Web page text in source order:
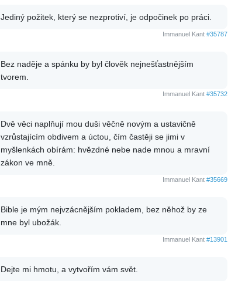
Jediný požitek, který se nezprotiví, je odpočinek po práci.
Immanuel Kant #35787
Bez naděje a spánku by byl člověk nejnešťastnějším
tvorem.
Immanuel Kant #35732
Dvě věci naplňují mou duši věčně novým a ustavičně
vzrůstajícím obdivem a úctou, čím častěji se jimi v
myšlenkách obírám: hvězdné nebe nade mnou a mravní
zákon ve mně.
Immanuel Kant #35669
Bible je mým nejvzácnějším pokladem, bez něhož by ze
mne byl ubožák.
Immanuel Kant #13901
Dejte mi hmotu, a vytvořím vám svět.